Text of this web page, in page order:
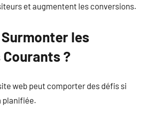
et augmentent les conversions.
les
?
web peut comporter des défis si
planifiée.